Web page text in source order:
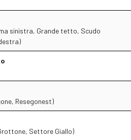
sinistra, Grande tetto, Scudo
Resegonest)
Settore Giallo)